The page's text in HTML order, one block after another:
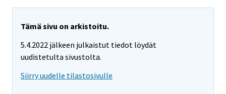
Tämä sivu on arkistoitu.
5.4.2022 jälkeen julkaistut tiedot löydät
uudistetulta sivustolta.
Siirry uudelle tilastosivulle